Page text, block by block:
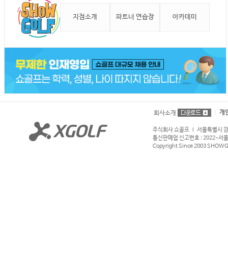
지점소개 파트너 연습장 아카데미
회사소개 개
주식회사 쇼골프 l 서울특별시
통신판매업 신고번호 : 2022-
Copyright Since 2003